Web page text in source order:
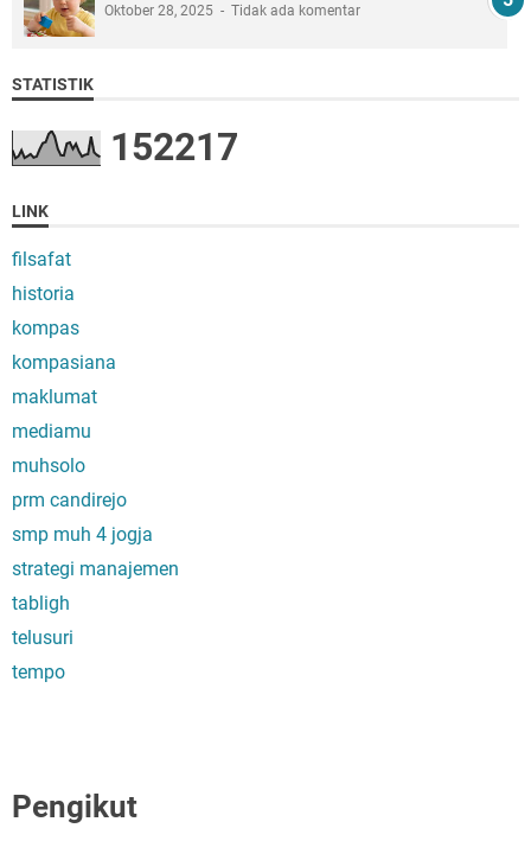
Oktober 28, 2025 Tidak ada komentar
STATISTIK
152217
LINK
filsafat
historia
kompas
kompasiana
maklumat
mediamu
muhsolo
prm candirejo
smp muh 4 jogja
strategi manajemen
tabligh
telusuri
tempo
Pengikut